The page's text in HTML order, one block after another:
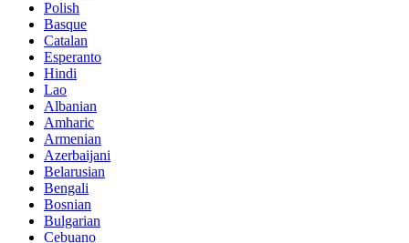
Polish
Basque
Catalan
Esperanto
Hindi
Lao
Albanian
Amharic
Armenian
Azerbaijani
Belarusian
Bengali
Bosnian
Bulgarian
Cebuano